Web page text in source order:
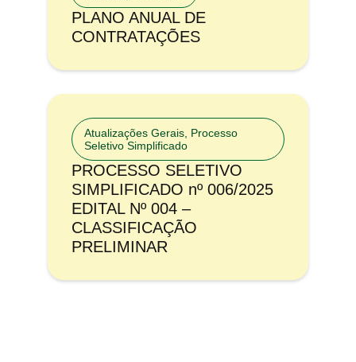
PLANO ANUAL DE
CONTRATAÇÕES
Atualizações Gerais Processo
Seletivo Simplificado
PROCESSO SELETIVO
SIMPLIFICADO nº 006/2025
EDITAL Nº 004 –
CLASSIFICAÇÃO
PRELIMINAR